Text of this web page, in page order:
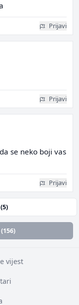
Prijavi
Prijavi
se neko boji vas
Prijavi
vijest